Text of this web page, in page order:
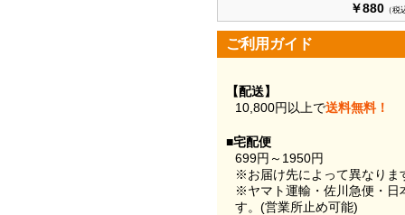
￥880 （税
ご利用ガイド
【配送】
10,800円以上で送料無料！
■宅配便
699円～1950円
※お届け先によって異なりま
※ヤマト運輸・佐川急便・日
す。(営業所止め可能)